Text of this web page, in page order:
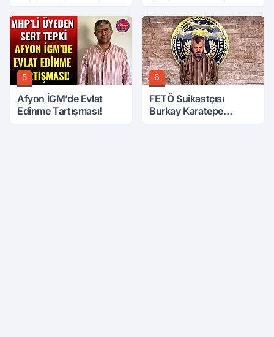
Üzerine Çıkarıldı
5
Afyon İGM’de Evlat
Edinme Tartışması!
6
FETÖ Suikastçısı
Burkay Karatepe